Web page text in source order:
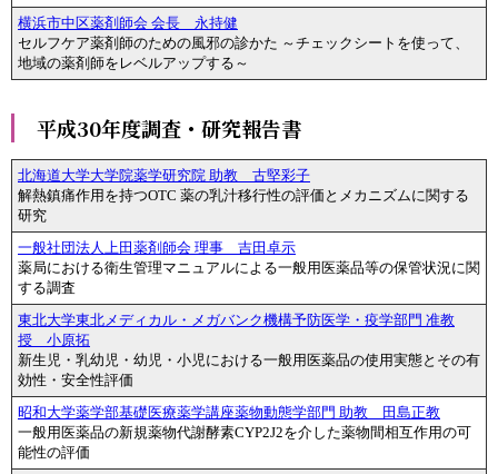
横浜市中区薬剤師会 会長 永持健
セルフケア薬剤師のための風邪の診かた ～チェックシートを使って、
地域の薬剤師をレベルアップする～
平成30年度調査・研究報告書
北海道大学大学院薬学研究院 助教 古堅彩子
解熱鎮痛作用を持つOTC 薬の乳汁移行性の評価とメカニズムに関する
研究
一般社団法人上田薬剤師会 理事 吉田卓示
薬局における衛生管理マニュアルによる一般用医薬品等の保管状況に関
する調査
東北大学東北メディカル・メガバンク機構予防医学・疫学部門 准教
授 小原拓
新生児・乳幼児・幼児・小児における一般用医薬品の使用実態とその有
効性・安全性評価
昭和大学薬学部基礎医療薬学講座薬物動態学部門 助教 田島正教
一般用医薬品の新規薬物代謝酵素CYP2J2を介した薬物間相互作用の可
能性の評価